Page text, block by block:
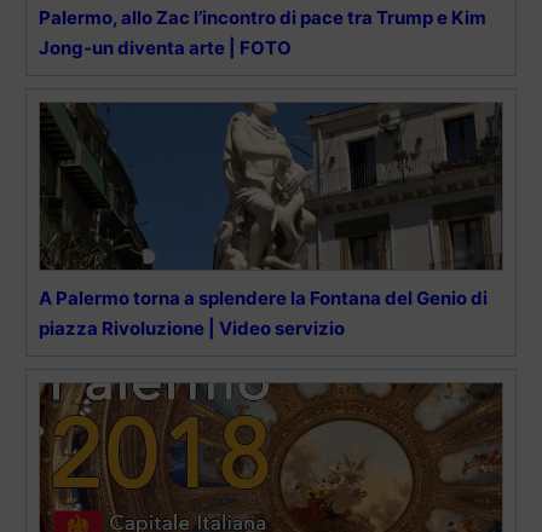
Palermo, allo Zac l’incontro di pace tra Trump e Kim
Jong-un diventa arte | FOTO
A Palermo torna a splendere la Fontana del Genio di
piazza Rivoluzione | Video servizio